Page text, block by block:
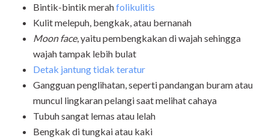
Bintik-bintik merahfolikulitis
Kulit melepuh, bengkak, atau bernanah
Moon face, yaitu pembengkakan di wajah sehingga
wajah tampak lebih bulat
Detak jantung tidak teratur
Gangguan penglihatan, seperti pandangan buram atau
muncul lingkaran pelangi saat melihat cahaya
Tubuh sangat lemas atau lelah
Bengkak di tungkai atau kaki